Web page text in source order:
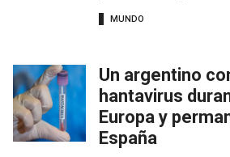
MUNDO
Un argentino
hantavirus
Europa y
España